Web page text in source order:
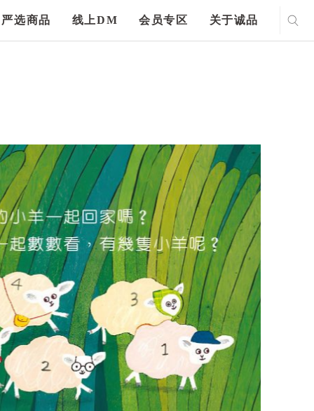
严选商品 线上DM 会员专区 关于诚品